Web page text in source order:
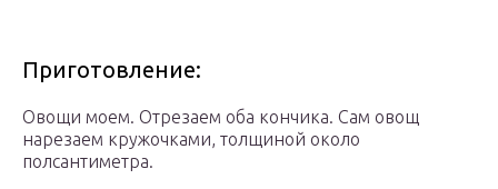
Приготовление:
Овощи моем. Отрезаем оба кончика. Сам овощ
нарезаем кружочками, толщиной около
полсантиметра.